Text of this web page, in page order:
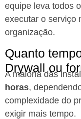
equipe leva todos
executar o serviço
organização.
Quanto
Drywall ou
A maioria das
horas,
complexidade do
exigir mais tempo.